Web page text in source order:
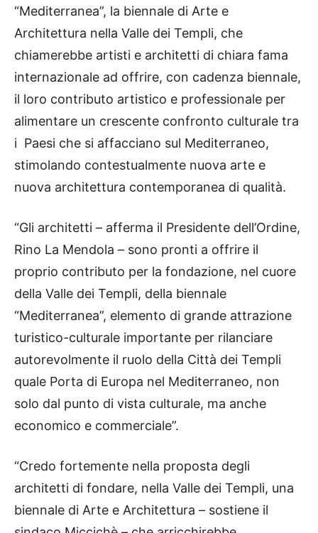
“Mediterranea”, la biennale di Arte e
Architettura nella Valle dei Templi, che
chiamerebbe artisti e architetti di chiara fama
internazionale ad offrire, con cadenza biennale,
il loro contributo artistico e professionale per
alimentare un crescente confronto culturale tra
i Paesi che si affacciano sul Mediterraneo,
stimolando contestualmente nuova arte e
nuova architettura contemporanea di qualità.
“Gli architetti – afferma il Presidente dell’Ordine,
Rino La Mendola – sono pronti a offrire il
proprio contributo per la fondazione, nel cuore
della Valle dei Templi, della biennale
“Mediterranea”, elemento di grande attrazione
turistico-culturale importante per rilanciare
autorevolmente il ruolo della Città dei Templi
quale Porta di Europa nel Mediterraneo, non
solo dal punto di vista culturale, ma anche
economico e commerciale”.
“Credo fortemente nella proposta degli
architetti di fondare, nella Valle dei Templi, una
biennale di Arte e Architettura – sostiene il